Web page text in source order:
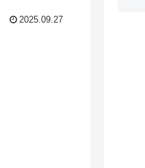
2025.09.27